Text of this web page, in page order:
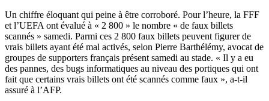
Un chiffre éloquant qui peine à être corroboré. Pour l’heure, la FFF
et l’UEFA ont évalué à « 2 800 » le nombre « de faux billets
scannés » samedi. Parmi ces 2 800 faux billets peuvent figurer de
vrais billets ayant été mal activés, selon Pierre Barthélémy, avocat de
groupes de supporters français présent samedi au stade. « Il y a eu
des pannes, des bugs informatiques au niveau des portiques qui ont
fait que certains vrais billets ont été scannés comme faux », a-t-il
assuré à l’AFP.